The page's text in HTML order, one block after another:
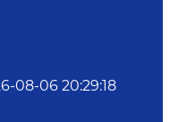
08-06 20:29:18